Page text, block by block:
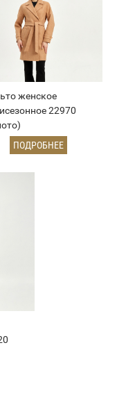
женское
22970
ПОДРОБНЕЕ